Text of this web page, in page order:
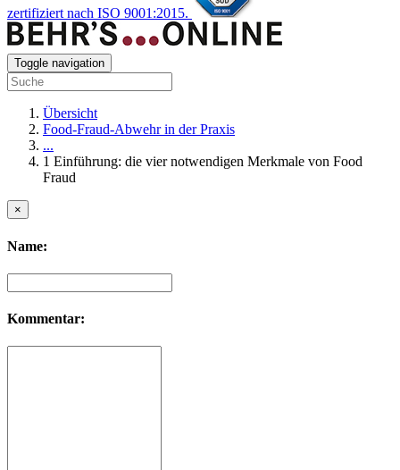
zertifiziert nach ISO 9001:2015.
Toggle navigation
Übersicht
Food-Fraud-Abwehr in der Praxis
...
1 Einführung: die vier notwendigen Merkmale von Food
Fraud
×
Name:
Kommentar: